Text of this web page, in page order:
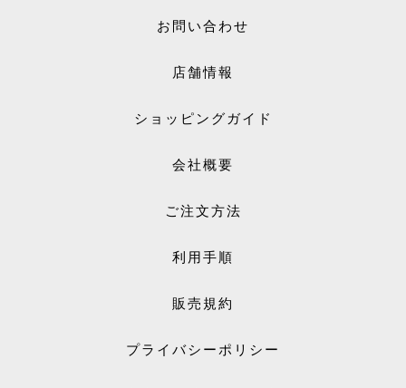
お問い合わせ
店舗情報
ショッピングガイド
会社概要
ご注文方法
利用手順
販売規約
プライバシーポリシー